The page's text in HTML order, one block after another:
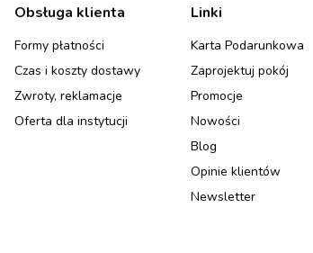
Linki w stopce
Obsługa klienta
Formy płatności
Czas i koszty dostawy
Zwroty, reklamacje
Oferta dla instytucji
Linki
Karta Podarunkowa
Zaprojektuj pokój
Promocje
Nowości
Blog
Opinie klientów
Newsletter